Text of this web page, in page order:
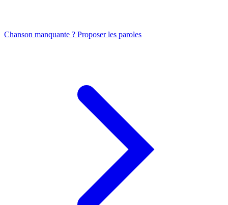
Chanson manquante ? Proposer les paroles